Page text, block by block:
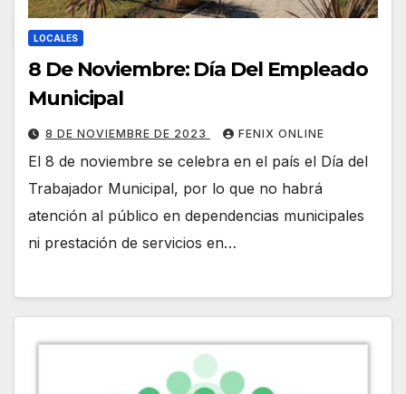
LOCALES
8 De Noviembre: Día Del Empleado
Municipal
8 DE NOVIEMBRE DE 2023 FENIX ONLINE
El 8 de noviembre se celebra en el país el Día del
Trabajador Municipal, por lo que no habrá
atención al público en dependencias municipales
ni prestación de servicios en…